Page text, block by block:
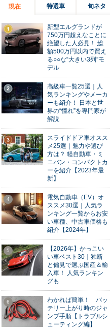
現在 特選車 旬ネタ
1
新型エルグランドが
750万円超えなことに
絶望した人必見！ 総
額500万円以内で買え
る○○な“大きい3列”モ
デル
2
高級車一覧25選｜人
気ランキングやメーカ
ーも紹介！ 日本と世
界の“憧れ”を専門家が
解説
3
スライドドア車オスス
メ25選｜魅力や選び
方は？ 軽自動車・ミ
ニバン・コンパクトカ
ーを紹介【2023年最
新】
4
電気自動車（EV）オ
ススメ30選｜人気ラ
ンキング一覧からお安
い車種、中古車価格も
紹介【2024年】
5
【2026年】かっこい
い車ベスト30｜独断
と偏見で選ぶ国産＆輸
入車！ 人気ランキン
グも
6
わかれば簡単！ バッ
テリー上がり時のジャ
ンプ手順【トラブルシ
ューティング編】